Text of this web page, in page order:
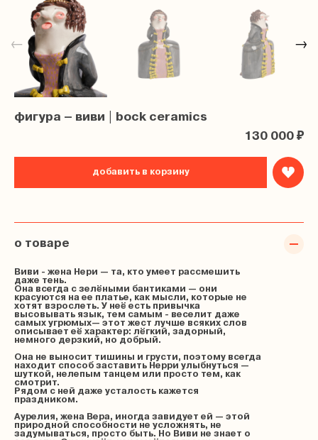
← →
фигура – виви | bock ceramics
130 000 ₽
добавить в корзину
о товаре
Виви - жена Нери — та, кто умеет рассмешить
даже тень.
Она всегда с зелёными бантиками — они
красуются на ее платье, как мысли, которые не
хотят взрослеть. У неё есть привычка
высовывать язык, тем самым - веселит даже
самых угрюмых— этот жест лучше всяких слов
описывает её характер: лёгкий, задорный,
немного дерзкий, но добрый.
Она не выносит тишины и грусти, поэтому всегда
находит способ заставить Нерри улыбнуться —
шуткой, нелепым танцем или просто тем, как
смотрит.
Рядом с ней даже усталость кажется
праздником.
Аурелия, жена Вера, иногда завидует ей — этой
природной способности не усложнять, не
задумываться, просто быть.
Но Виви не знает о